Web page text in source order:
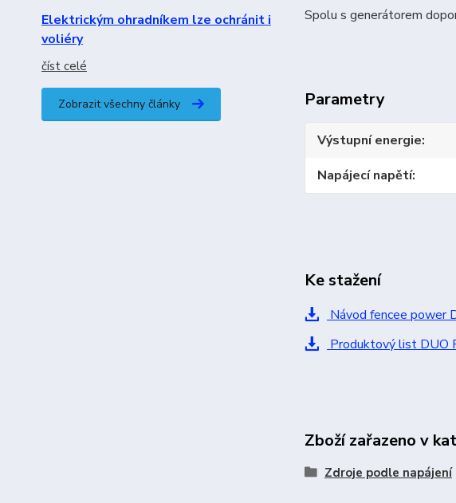
Elektrickým ohradníkem lze ochránit i
voliéry
číst celé
Zobrazit všechny články
Spolu s generátorem
Parametry
Výstupní energie
Napájecí napětí
Ke stažení
Návod fencee power
Produktový list DUO
Zboží zařazeno v
Zdroje podle napájení